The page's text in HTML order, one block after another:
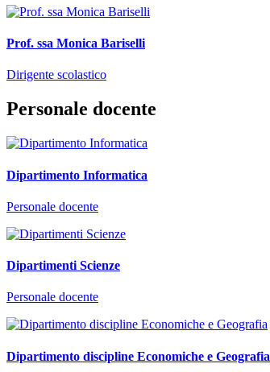
Prof. ssa Monica Bariselli
Dirigente scolastico
Personale docente
Dipartimento Informatica
Personale docente
Dipartimenti Scienze
Personale docente
Dipartimento discipline Economiche e Geografia